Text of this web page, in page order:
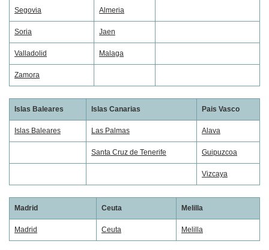
Segovia Almeria
Soria Jaen
Valladolid Malaga
Zamora
Islas Baleares Islas Canarias Pais Vasco
Islas Baleares Las Palmas Alava
Santa Cruz de Tenerife Guipuzcoa
Vizcaya
Madrid Ceuta Melilla
Madrid Ceuta Melilla